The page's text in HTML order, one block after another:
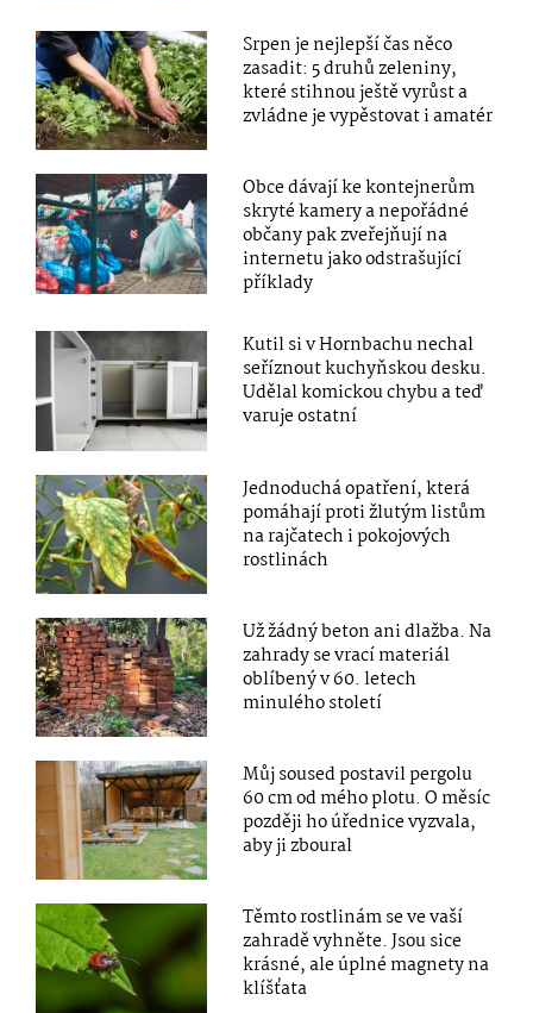
Srpen je nejlepší čas něco
zasadit: 5 druhů zeleniny,
které stihnou ještě vyrůst a
zvládne je vypěstovat i amatér
Obce dávají ke kontejnerům
skryté kamery a nepořádné
občany pak zveřejňují na
internetu jako odstrašující
příklady
Kutil si v Hornbachu nechal
seříznout kuchyňskou desku.
Udělal komickou chybu a teď
varuje ostatní
Jednoduchá opatření, která
pomáhají proti žlutým listům
na rajčatech i pokojových
rostlinách
Už žádný beton ani dlažba. Na
zahrady se vrací materiál
oblíbený v 60. letech
minulého století
Můj soused postavil pergolu
60 cm od mého plotu. O měsíc
později ho úřednice vyzvala,
aby ji zboural
Těmto rostlinám se ve vaší
zahradě vyhněte. Jsou sice
krásné, ale úplné magnety na
klíšťata